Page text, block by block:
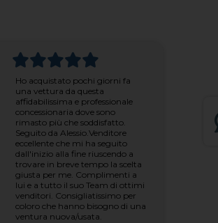
Ho acquistato pochi giorni fa
una vettura da questa
affidabilissima e professionale
concessionaria dove sono
rimasto più che soddisfatto.
Seguito da Alessio.Venditore
eccellente che mi ha seguito
dall'inizio alla fine riuscendo a
trovare in breve tempo la scelta
giusta per me. Complimenti a
lui e a tutto il suo Team di ottimi
venditori. Consigliatissimo per
coloro che hanno bisogno di una
ventura nuova/usata.